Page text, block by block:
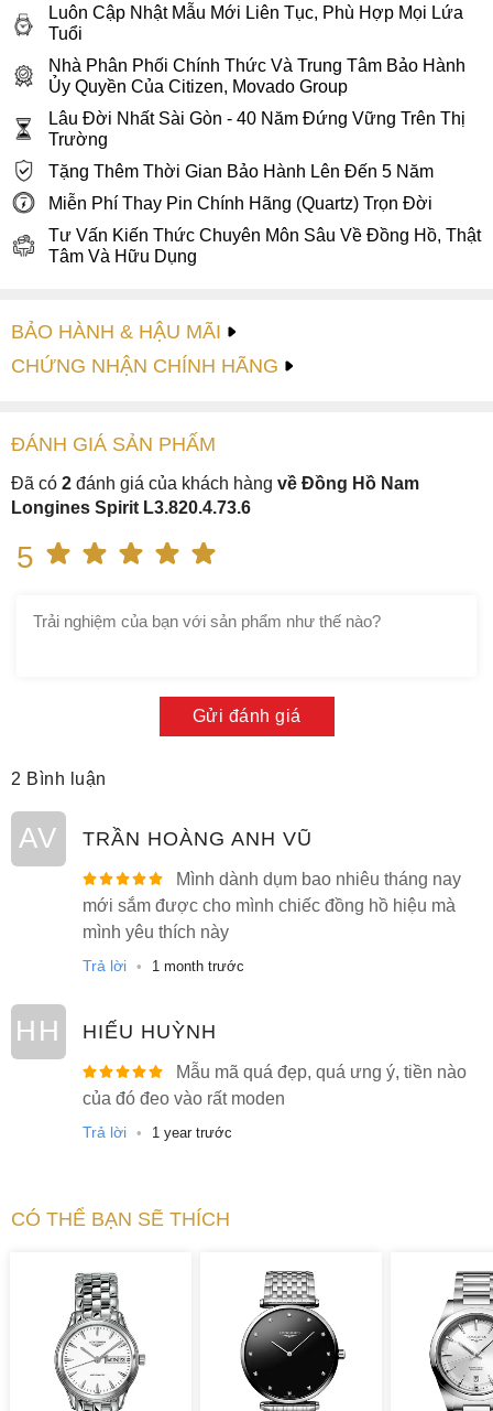
Luôn Cập Nhật Mẫu Mới Liên Tục, Phù Hợp Mọi Lứa
Tuổi
Nhà Phân Phối Chính Thức Và Trung Tâm Bảo Hành
Ủy Quyền Của Citizen, Movado Group
Lâu Đời Nhất Sài Gòn - 40 Năm Đứng Vững Trên Thị
Trường
Tặng Thêm Thời Gian Bảo Hành Lên Đến 5 Năm
Miễn Phí Thay Pin Chính Hãng (Quartz) Trọn Đời
Tư Vấn Kiến Thức Chuyên Môn Sâu Về Đồng Hồ, Thật
Tâm Và Hữu Dụng
BẢO HÀNH & HẬU MÃI
CHỨNG NHẬN CHÍNH HÃNG
ĐÁNH GIÁ SẢN PHẤM
Đã có 2 đánh giá của khách hàng về Đồng Hồ Nam
Longines Spirit L3.820.4.73.6
5
Gửi đánh giá
2 Bình luận
AV TRẦN HOÀNG ANH VŨ
Mình dành dụm bao nhiêu tháng nay
mới sắm được cho mình chiếc đồng hồ hiệu mà
mình yêu thích này
Trả lời • 1 month trước
HH HIẾU HUỲNH
Mẫu mã quá đẹp, quá ưng ý, tiền nào
của đó đeo vào rất moden
Trả lời • 1 year trước
CÓ THỂ BẠN SẼ THÍCH